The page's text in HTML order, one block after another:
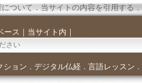
ついて．当サイトの内容を引用する ．
ース ｜ 当サイト内 ｜
ション ． デジタル仏経． 言語レッスン ．